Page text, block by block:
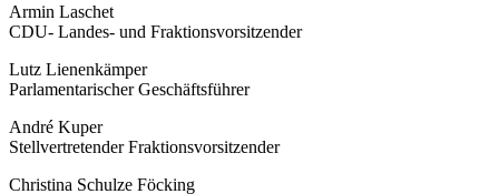
Armin Laschet
CDU- Landes- und Fraktionsvorsitzender
Lutz Lienenkämper
Parlamentarischer Geschäftsführer
André Kuper
Stellvertretender Fraktionsvorsitzender
Christina Schulze Föcking